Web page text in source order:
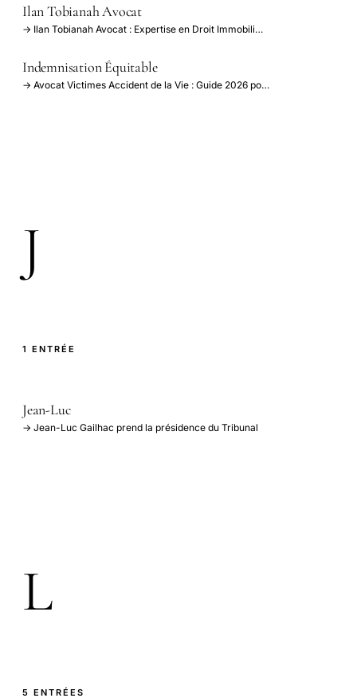
Ilan Tobianah Avocat
→ Ilan Tobianah Avocat : Expertise en Droit Immobili…
Indemnisation Équitable
→ Avocat Victimes Accident de la Vie : Guide 2026 po…
J
1 ENTRÉE
Jean-Luc
→ Jean-Luc Gailhac prend la présidence du Tribunal
L
5 ENTRÉES